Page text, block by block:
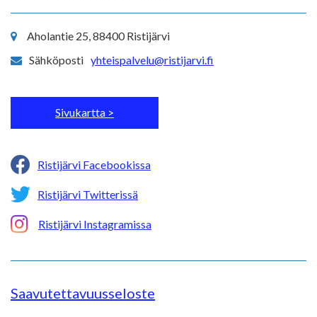
Aholantie 25, 88400 Ristijärvi
Sähköposti yhteispalvelu@ristijarvi.fi
Sivukartta >
Ristijärvi Facebookissa
Ristijärvi Twitterissä
Ristijärvi Instagramissa
Saavutettavuusseloste